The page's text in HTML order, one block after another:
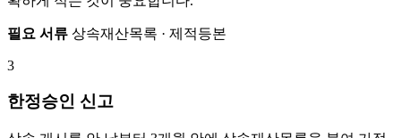
필요 서류 상속재산목록 · 제적등본
3
한정승인 신고